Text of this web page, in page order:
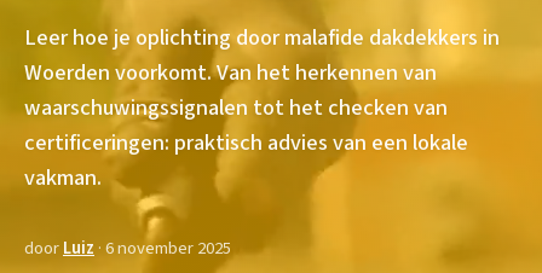
Leer hoe je oplichting door malafide dakdekkers in
Woerden voorkomt. Van het herkennen van
waarschuwingssignalen tot het checken van
certificeringen: praktisch advies van een lokale
vakman.
doorLuiz · 6 november 2025